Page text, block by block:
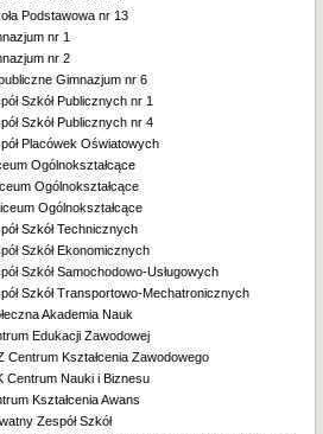
Podstawowa nr 13
nr 1
nr 2
Gimnazjum nr 6
Szkół Publicznych nr 1
Szkół Publicznych nr 4
Placówek Oświatowych
Ogólnokształcące
Ogólnokształcące
Ogólnokształcące
Szkół Technicznych
Szkół Ekonomicznych
Szkół Samochodowo-Usługowych
Szkół Transportowo-Mechatronicznych
Akademia Nauk
Edukacji Zawodowej
Centrum Kształcenia Zawodowego
Centrum Nauki i Biznesu
Kształcenia Awans
Zespół Szkół